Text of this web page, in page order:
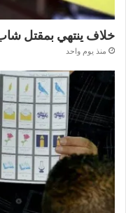
خلاف ينتهي بمقتل
منذ يوم واحد